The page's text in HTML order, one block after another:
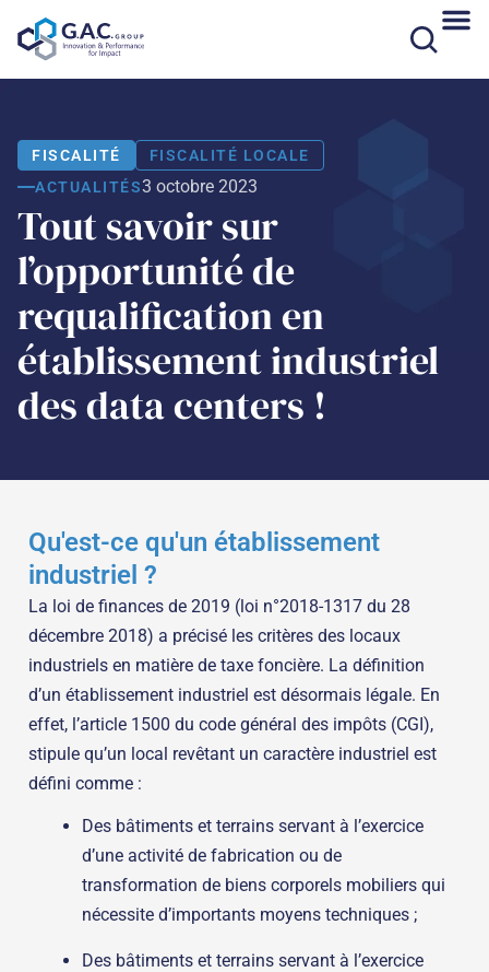
au
FISCALITÉ
FISCALITÉ LOCALE
ACTUALITÉS3 octobre 2023
Tout savoir sur
l’opportunité de
requalification en
établissement industriel
des data centers !
Qu'est-ce qu'un établissement
industriel ?
La loi de finances de 2019 (loi n°2018-1317 du 28
décembre 2018) a précisé les critères des locaux
industriels en matière de taxe foncière. La définition
d’un établissement industriel est désormais légale. En
effet, l’article 1500 du code général des impôts (CGI),
stipule qu’un local revêtant un caractère industriel est
défini comme :
Des bâtiments et terrains servant à l’exercice
d’une activité de fabrication ou de
transformation de biens corporels mobiliers qui
nécessite d’importants moyens techniques ;
Des bâtiments et terrains servant à l’exercice